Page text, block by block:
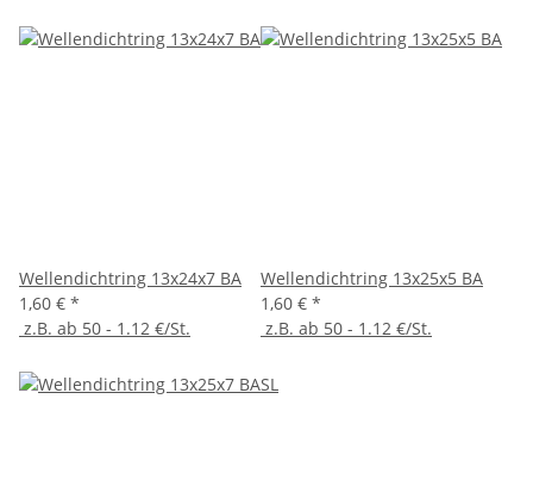
Wellendichtring 13x24x7 BA
1,60 € *
z.B. ab 50 - 1.12 €/St.
Wellendichtring 13x25x5 BA
1,60 € *
z.B. ab 50 - 1.12 €/St.